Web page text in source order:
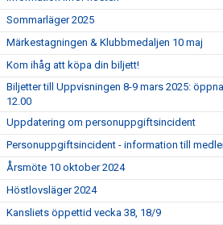
Sommarläger 2025
Märkestagningen & Klubbmedaljen 10 maj
Kom ihåg att köpa din biljett!
Biljetter till Uppvisningen 8-9 mars 2025:
12.00
Uppdatering om personuppgiftsincident
Personuppgiftsincident - information till
Årsmöte 10 oktober 2024
Höstlovsläger 2024
Kansliets öppettid vecka 38, 18/9